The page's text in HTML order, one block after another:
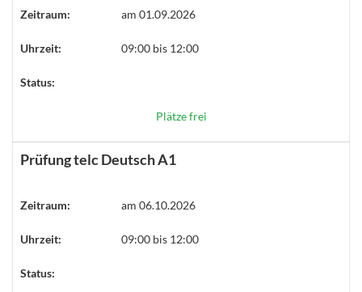
Zeitraum: am 01.09.2026
Uhrzeit: 09:00 bis 12:00
Status:
Plätze frei
Prüfung telc Deutsch A1
Zeitraum: am 06.10.2026
Uhrzeit: 09:00 bis 12:00
Status: